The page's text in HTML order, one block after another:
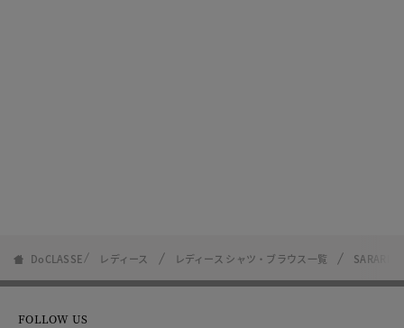
DoCLASSE レディース レディース シャツ・ブラウス一覧 SARARI
FOLLOW US